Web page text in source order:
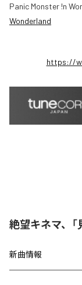
Panic Monster !n
Wonderland
https://
絶望キネマ、
新曲情報